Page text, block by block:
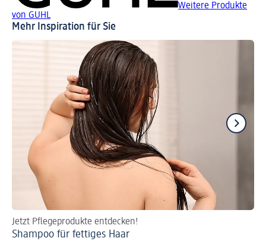
Weitere Produkte
von GUHL
Mehr Inspiration für Sie
Jetzt Pflegeprodukte entdecken!
Shampoo für fettiges Haar